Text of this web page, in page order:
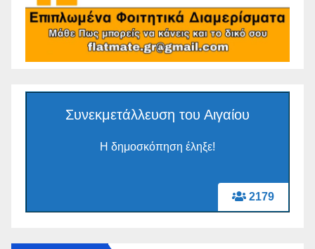
2179
Συνεκμετάλλευση του Αιγαίου
Η δημοσκόπηση έληξε!